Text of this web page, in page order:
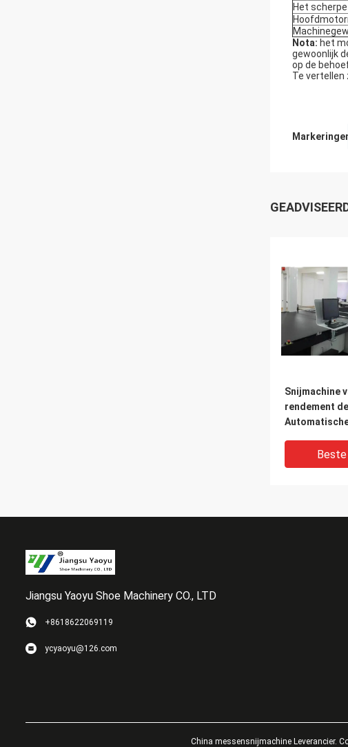
Het
Nota: het
gewoonlijk
op de
Te vertellen
Snijmachine
rendement de
BankleerBeste
Jiangsu Yaoyu Shoe Machinery CO., LTD
+8618622069119
ycyaoyu@126.com
China messensnijmachine Leverancier.